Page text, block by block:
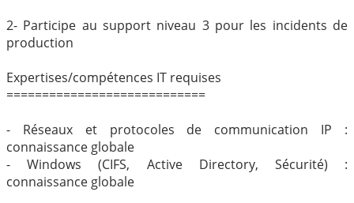
2- Participe au support niveau 3 pour les incidents de
production
Expertises/compétences IT requises
============================
- Réseaux et protocoles de communication IP :
connaissance globale
- Windows (CIFS, Active Directory, Sécurité) :
connaissance globale